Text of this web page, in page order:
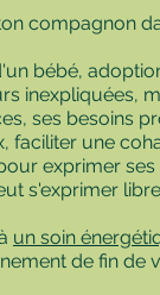
compagnon
bébé,
inexpliquées,
ses besoins
faciliter une
exprimer
s'exprimer
un soin
de fin de